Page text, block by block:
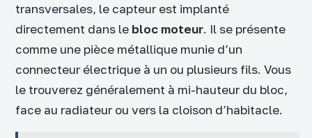
transversales, le capteur est implanté
directement dans le bloc moteur. Il se présente
comme une pièce métallique munie d’un
connecteur électrique à un ou plusieurs fils. Vous
le trouverez généralement à mi-hauteur du bloc,
face au radiateur ou vers la cloison d’habitacle.